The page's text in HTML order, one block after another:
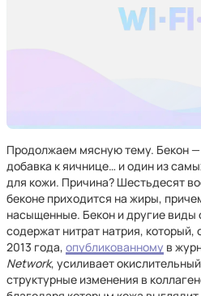
Продолжаем мясную тему. Бекон —
добавка к яичнице… и один из
для кожи. Причина? Шестьдесят
беконе приходится на жиры,
насыщенные. Бекон и другие виды
содержат нитрат натрия,
2013 года, опубликованному в
Network, усиливает
структурные изменения в